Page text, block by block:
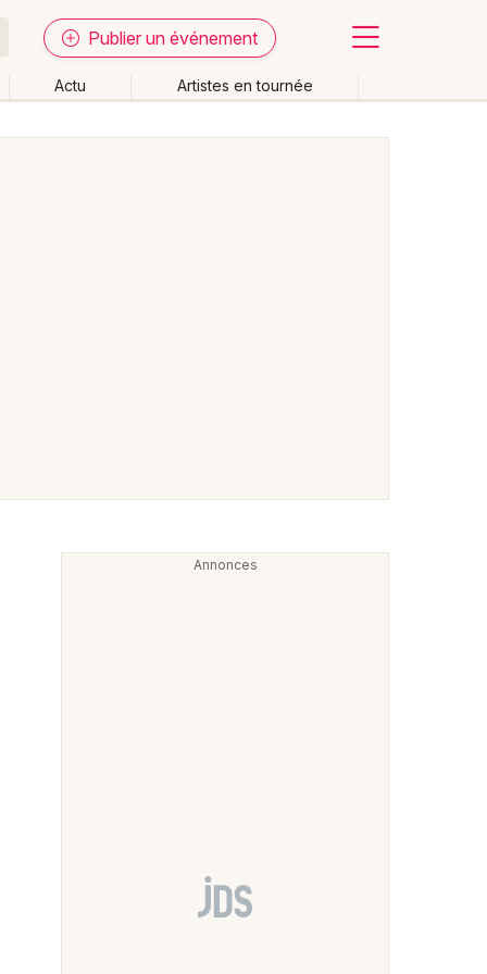
Publier un événement
Actu Artistes en tournée